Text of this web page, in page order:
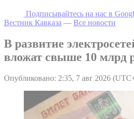
Подписывайтесь на наc в
Вестник Кавказа — Все новости
В развитие
вложат свыше 10 млрд
Опубликовано: 2:35, 7 авг 2026